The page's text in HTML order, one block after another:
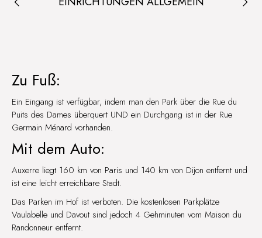
Zu Fuß:
Ein Eingang ist verfügbar, indem man den Park über die Rue du
Puits des Dames überquert UND ein Durchgang ist in der Rue
Germain Ménard vorhanden.
Mit dem Auto:
Auxerre liegt 160 km von Paris und 140 km von Dijon entfernt und
ist eine leicht erreichbare Stadt.
Das Parken im Hof ist verboten. Die kostenlosen Parkplätze
Vaulabelle und Davout sind jedoch 4 Gehminuten vom Maison du
Randonneur entfernt.